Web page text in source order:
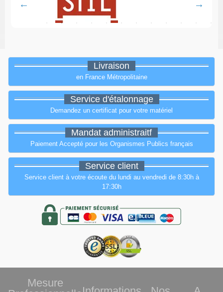
Livraison
en France Métropolitaine
Service d'étalonnage
Demandez un certificat pour votre matériel
Mandat administraitf
Paiement Accepté pour les Organismes Publics français
Service client
Service client à votre écoute du lundi au vendredi de 8:30h à
17:30h
Mesure